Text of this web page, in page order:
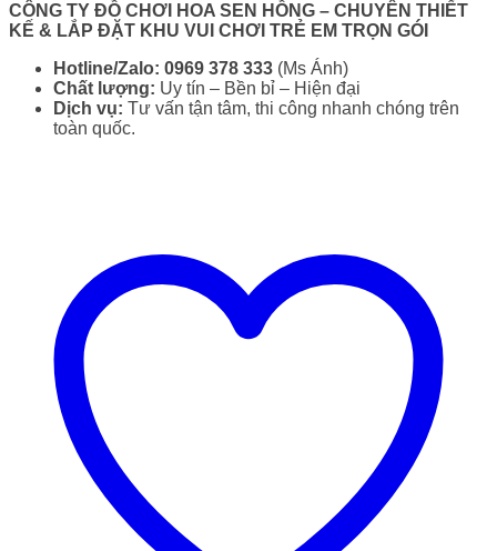
CÔNG TY ĐỒ CHƠI HOA SEN HỒNG – CHUYÊN THIẾT
KẾ & LẮP ĐẶT KHU VUI CHƠI TRẺ EM TRỌN GÓI
Hotline/Zalo: 0969 378 333 (Ms Ánh)
Chất lượng: Uy tín – Bền bỉ – Hiện đại
Dịch vụ: Tư vấn tận tâm, thi công nhanh chóng trên
toàn quốc.